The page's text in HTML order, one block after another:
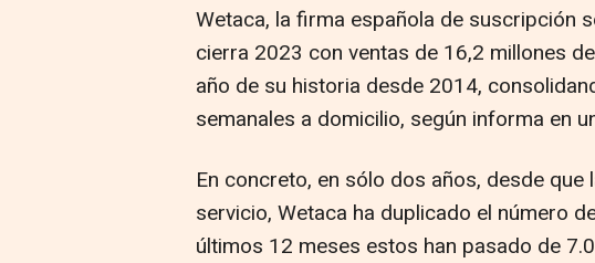
Wetaca, la firma española de suscripción
cierra 2023 con ventas de 16,2 millones
año de su historia desde 2014,
semanales a domicilio, según informa en
En concreto, en sólo dos años, desde
servicio, Wetaca ha duplicado el número
últimos 12 meses estos han pasado de